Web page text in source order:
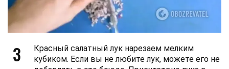
3
Красный салатный лук нарезаем мелким
кубиком. Если вы не любите лук, можете его не